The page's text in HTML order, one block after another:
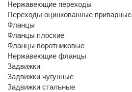
Нержавеющие переходы
Переходы оцинкованные приварные
Фланцы
Фланцы плоские
Фланцы воротниковые
Нержавеющие фланцы
Задвижки
Задвижки чугунные
Задвижки стальные